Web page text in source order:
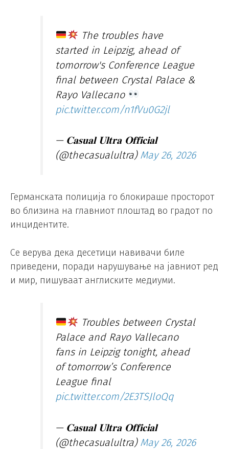
The troubles have
started in Leipzig, ahead of
tomorrow's Conference League
final between Crystal Palace &
Rayo Vallecano
pic.twitter.com/n1fVu0G2jl
— 𝐂𝐚𝐬𝐮𝐚𝐥 𝐔𝐥𝐭𝐫𝐚 𝐎𝐟𝐟𝐢𝐜𝐢𝐚𝐥
(@thecasualultra) May 26, 2026
Германската полиција го блокираше просторот
во близина на главниот плоштад во градот по
инцидентите.
Се верува дека десетици навивачи биле
приведени, поради нарушување на јавниот ред
и мир, пишуваат англиските медиуми.
Troubles between Crystal
Palace and Rayo Vallecano
fans in Leipzig tonight, ahead
of tomorrow’s Conference
League final
pic.twitter.com/2E3TSJloQq
— 𝐂𝐚𝐬𝐮𝐚𝐥 𝐔𝐥𝐭𝐫𝐚 𝐎𝐟𝐟𝐢𝐜𝐢𝐚𝐥
(@thecasualultra) May 26, 2026